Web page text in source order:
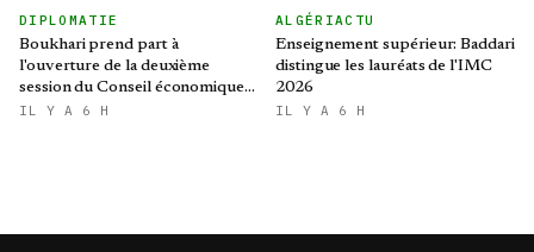
DIPLOMATIE
Boukhari prend part à
l'ouverture de la deuxième
session du Conseil économique,
social, culturel et
IL Y A 6 H
ALGÉRIACTU
Enseignement supérieur: Baddari
distingue les lauréats de l'IMC
2026
IL Y A 6 H